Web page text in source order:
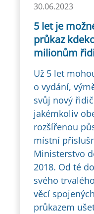
30.06.2023
5 let je
průkaz
milionům
Už 5 let
o vydání,
svůj nový
jakémkoliv
rozšířenou
místní
Ministerstvo
2018. Od té
svého
věcí
průkazem